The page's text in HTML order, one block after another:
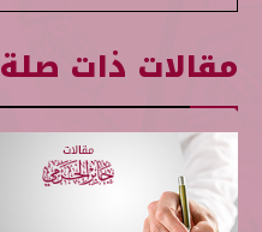
مقالات ذات صلة